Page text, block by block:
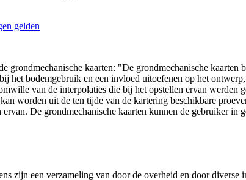
gelden
grondmechanische kaarten: "De grondmechanische
het bodemgebruik en een invloed uitoefenen op het
van de interpolaties die bij het opstellen ervan werden
worden uit de ten tijde van de kartering beschikbare
De grondmechanische kaarten kunnen de gebruiker
zijn een verzameling van door de overheid en door